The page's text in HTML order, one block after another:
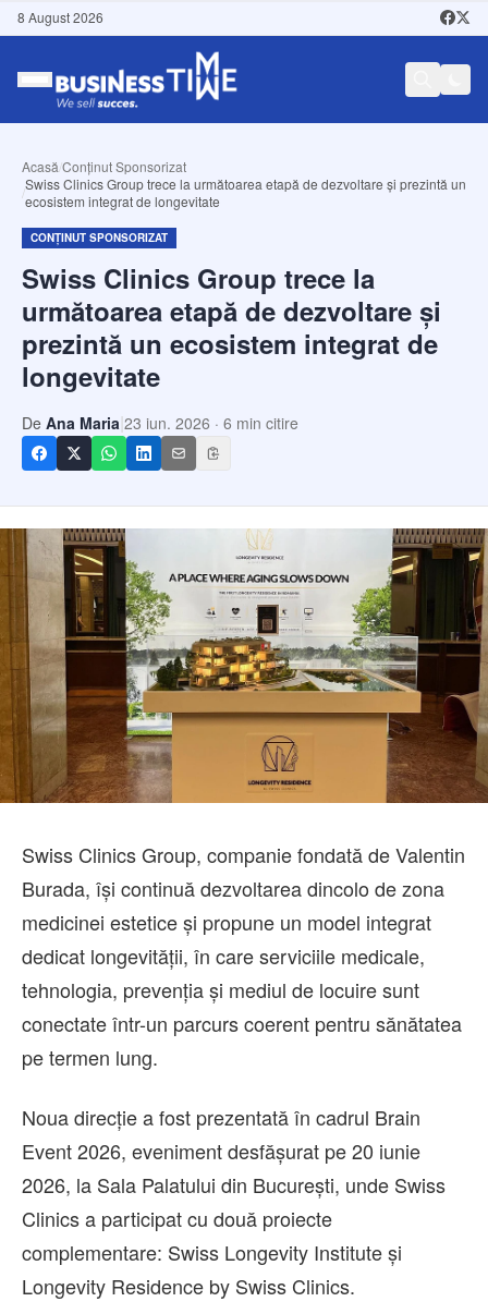
8 August 2026
Contact
Acasă/Conținut Sponsorizat
/Swiss Clinics Group trece la următoarea etapă de dezvoltare și prezintă un
ecosistem integrat de longevitate
CONȚINUT SPONSORIZAT
Swiss Clinics Group trece la
următoarea etapă de dezvoltare și
prezintă un ecosistem integrat de
longevitate
De Ana Maria|23 iun. 2026 · 6 min citire
Swiss Clinics Group, companie fondată de Valentin
Burada, își continuă dezvoltarea dincolo de zona
medicinei estetice și propune un model integrat
dedicat longevității, în care serviciile medicale,
tehnologia, prevenția și mediul de locuire sunt
conectate într-un parcurs coerent pentru sănătatea
pe termen lung.
Noua direcție a fost prezentată în cadrul Brain
Event 2026, eveniment desfășurat pe 20 iunie
2026, la Sala Palatului din București, unde Swiss
Clinics a participat cu două proiecte
complementare: Swiss Longevity Institute și
Longevity Residence by Swiss Clinics.